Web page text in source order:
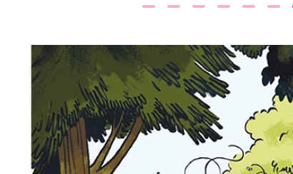
Dissabte 1 d'agost
Diumenge 2
Dilluns 3
Dimarts 4